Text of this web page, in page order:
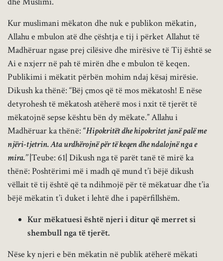
Kur muslimani mëkaton dhe nuk e publikon mëkatin,
Allahu e mbulon atë dhe çështja e tij i përket Allahut të
Madhëruar ngase prej cilësive dhe mirësive të Tij është se
Ai e nxjerr në pah të mirën dhe e mbulon të keqen.
Publikimi i mëkatit përbën mohim ndaj kësaj mirësie.
Dikush ka thënë: “Bëj çmos që të mos mëkatosh! E nëse
detyrohesh të mëkatosh atëherë mos i nxit të tjerët të
mëkatojnë sepse kështu bën dy mëkate.” Allahu i
Madhëruar ka thënë: “Hipokritët dhe hipokritet janë palë me
njëri-tjetrin. Ata urdhërojnë për të keqen dhe ndalojnë nga e
mira.’’|Teube: 61| Dikush nga të parët tanë të mirë ka
thënë: Poshtërimi më i madh që mund t’i bëjë dikush
vëllait të tij është që ta ndihmojë për të mëkatuar dhe t’ia
bëjë mëkatin t’i duket i lehtë dhe i papërfillshëm.
Kur mëkatuesi është njeri i ditur që merret si
shembull nga të tjerët.
Nëse ky njeri e bën mëkatin në publik atëherë mëkati